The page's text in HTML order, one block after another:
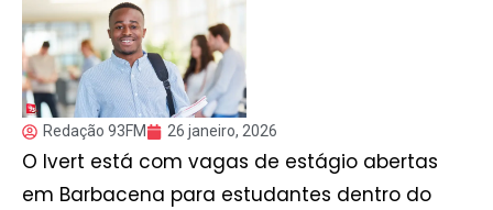
Redação 93FM 26 janeiro, 2026
O Ivert está com vagas de estágio abertas
em Barbacena para estudantes dentro do